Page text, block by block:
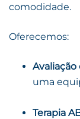
comodidade.
Oferecemos:
uma
Terapia